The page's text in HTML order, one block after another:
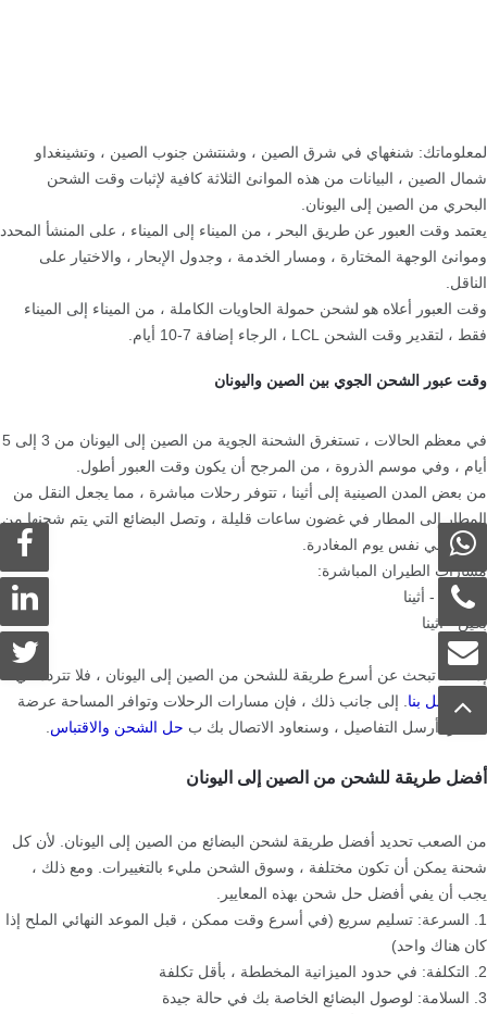
لمعلوماتك: شنغهاي في شرق الصين ، وشنتشن جنوب الصين ، وتشينغداو
شمال الصين ، البيانات من هذه الموانئ الثلاثة كافية لإثبات وقت الشحن
البحري من الصين إلى اليونان.
يعتمد وقت العبور عن طريق البحر ، من الميناء إلى الميناء ، على المنشأ المحدد
وموانئ الوجهة المختارة ، ومسار الخدمة ، وجدول الإبحار ، والاختيار على
الناقل.
وقت العبور أعلاه هو لشحن حمولة الحاويات الكاملة ، من الميناء إلى الميناء
فقط ، لتقدير وقت الشحن LCL ، الرجاء إضافة 7-10 أيام.
وقت عبور الشحن الجوي بين الصين واليونان
في معظم الحالات ، تستغرق الشحنة الجوية من الصين إلى اليونان من 3 إلى 5
أيام ، وفي موسم الذروة ، من المرجح أن يكون وقت العبور أطول.
من بعض المدن الصينية إلى أثينا ، تتوفر رحلات مباشرة ، مما يجعل النقل من
المطار إلى المطار في غضون ساعات قليلة ، وتصل البضائع التي يتم شحنها من
الصين في نفس يوم المغادرة.
مسارات الطيران المباشرة:
شنغهاي - أثينا
بكين - أثينا
إذا كنت تبحث عن أسرع طريقة للشحن من الصين إلى اليونان ، فلا تتردد في
ذلك اتصل بنا. إلى جانب ذلك ، فإن مسارات الرحلات وتوافر المساحة عرضة
للتغيير. أرسل التفاصيل ، وسنعاود الاتصال بك ب حل الشحن والاقتباس.
أفضل طريقة للشحن من الصين إلى اليونان
من الصعب تحديد أفضل طريقة لشحن البضائع من الصين إلى اليونان. لأن كل
شحنة يمكن أن تكون مختلفة ، وسوق الشحن مليء بالتغييرات. ومع ذلك ،
يجب أن يفي أفضل حل شحن بهذه المعايير.
1. السرعة: تسليم سريع (في أسرع وقت ممكن ، قبل الموعد النهائي الملح إذا
كان هناك واحد)
2. التكلفة: في حدود الميزانية المخططة ، بأقل تكلفة
3. السلامة: لوصول البضائع الخاصة بك في حالة جيدة